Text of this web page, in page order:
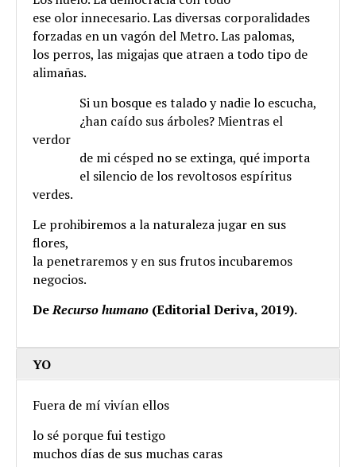
ese olor innecesario. Las diversas corporalidades
forzadas en un vagón del Metro. Las palomas,
los perros, las migajas que atraen a todo tipo de
alimañas.
Si un bosque es talado y nadie lo escucha,
¿han caído sus árboles? Mientras el
verdor
de mi césped no se extinga, qué importa
el silencio de los revoltosos espíritus
verdes.
Le prohibiremos a la naturaleza jugar en sus
flores,
la penetraremos y en sus frutos incubaremos
negocios.
DeRecurso humano (Editorial Deriva, 2019).
YO
Fuera de mí vivían ellos
lo sé porque fui testigo
muchos días de sus muchas caras